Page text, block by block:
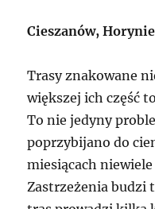
Cieszanów,
Trasy znakowane
większej ich część
To nie jedyny
poprzybijano do
miesiącach
Zastrzeżenia budzi